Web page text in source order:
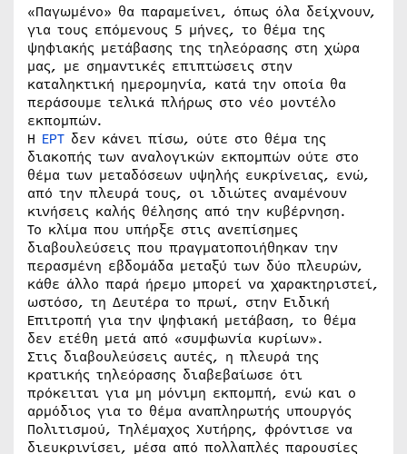
«Παγωμένο» θα παραμείνει, όπως όλα δείχνουν,
για τους επόμενους 5 μήνες, το θέμα της
ψηφιακής μετάβασης της τηλεόρασης στη χώρα
μας, με σημαντικές επιπτώσεις στην
καταληκτική ημερομηνία, κατά την οποία θα
περάσουμε τελικά πλήρως στο νέο μοντέλο
εκπομπών.
Η ΕΡΤ δεν κάνει πίσω, ούτε στο θέμα της
διακοπής των αναλογικών εκπομπών ούτε στο
θέμα των μεταδόσεων υψηλής ευκρίνειας, ενώ,
από την πλευρά τους, οι ιδιώτες αναμένουν
κινήσεις καλής θέλησης από την κυβέρνηση.
Το κλίμα που υπήρξε στις ανεπίσημες
διαβουλεύσεις που πραγματοποιήθηκαν την
περασμένη εβδομάδα μεταξύ των δύο πλευρών,
κάθε άλλο παρά ήρεμο μπορεί να χαρακτηριστεί,
ωστόσο, τη Δευτέρα το πρωί, στην Ειδική
Επιτροπή για την ψηφιακή μετάβαση, το θέμα
δεν ετέθη μετά από «συμφωνία κυρίων».
Στις διαβουλεύσεις αυτές, η πλευρά της
κρατικής τηλεόρασης διαβεβαίωσε ότι
πρόκειται για μη μόνιμη εκπομπή, ενώ και ο
αρμόδιος για το θέμα αναπληρωτής υπουργός
Πολιτισμού, Τηλέμαχος Χυτήρης, φρόντισε να
διευκρινίσει, μέσα από πολλαπλές παρουσίες